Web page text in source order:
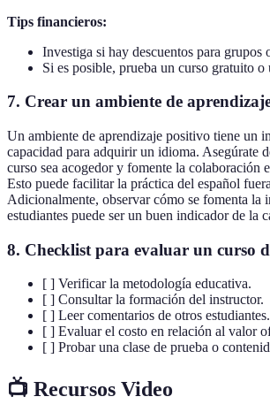
Tips financieros:
Investiga si hay descuentos para grupos
Si es posible, prueba un curso gratuito o
7. Crear un ambiente de
Un ambiente de aprendizaje positivo tiene un
capacidad para adquirir un idioma. Asegúrate
curso sea acogedor y fomente la colaboración
Esto puede facilitar la práctica del español
Adicionalmente, observar cómo se fomenta la
estudiantes puede ser un buen indicador de la
8. Checklist para evaluar un curso
[ ] Verificar la metodología educativa.
[ ] Consultar la formación del instructor.
[ ] Leer comentarios de otros estudiantes.
[ ] Evaluar el costo en relación al valor
[ ] Probar una clase de prueba o
📺 Recursos Video